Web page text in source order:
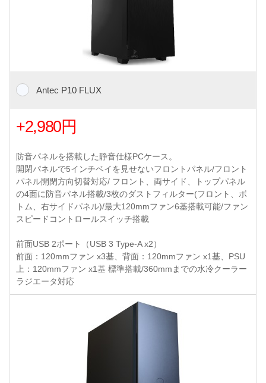
Antec P10 FLUX
+2,980円
防音パネルを搭載した静音仕様PCケース。
開閉パネルで5インチベイを見せないフロントパネル/フロント
パネル開閉方向切替対応/ フロント、両サイド、トップパネル
の4面に防音パネル搭載/3枚のダストフィルター(フロント、ボ
トム、右サイドパネル)/最大120mmファン6基搭載可能/ファン
スピードコントロールスイッチ搭載
前面USB 2ポート（USB 3 Type-A x2）
前面：120mmファン x3基、背面：120mmファン x1基、PSU
上：120mmファン x1基 標準搭載/360mmまでの水冷クーラー
ラジエータ対応